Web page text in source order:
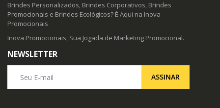
Brindes Personalizados, Brindes Corporativos, Brindes
Promocionais e Brindes Ecológicos? É Aqui na Inova
Promocionais
Inova Promocionais, Sua Jogada de Marketing Promocional.
NEWSLETTER
ASSINAR